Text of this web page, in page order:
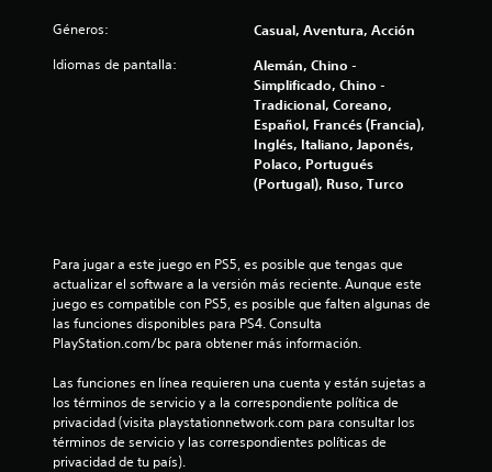
n
s
Géneros: Casual, Aventura, Acción
Idiomas de pantalla:
Alemán, Chino -
Simplificado, Chino -
Tradicional, Coreano,
Español, Francés (Francia),
Inglés, Italiano, Japonés,
Polaco, Portugués
(Portugal), Ruso, Turco
Para jugar a este juego en PS5, es posible que tengas que
actualizar el software a la versión más reciente. Aunque este
juego es compatible con PS5, es posible que falten algunas de
las funciones disponibles para PS4. Consulta
PlayStation.com/bc para obtener más información.
Las funciones en línea requieren una cuenta y están sujetas a
los términos de servicio y a la correspondiente política de
privacidad (visita playstationnetwork.com para consultar los
términos de servicio y las correspondientes políticas de
privacidad de tu país).